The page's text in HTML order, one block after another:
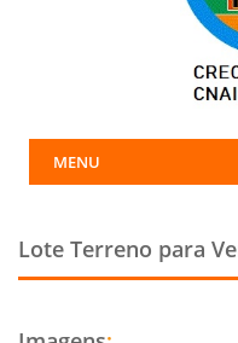
MENU
Lote Terreno para